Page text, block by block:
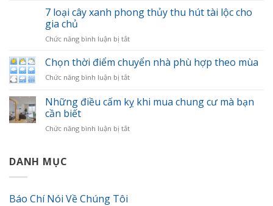
nhanh
gọn
khoa
gọi
chuyển
ở
Tiêu
chí
đánh
đơn
chuyển
7 loại cây xanh phong thủy thu hút tài lộc cho
gia chủ
Chức năng bình luận bị tắtở
loại
cây
xanh
thủy
thu
tài
Chọn thời điểm chuyển nhà phù hợp theo mùa
Chức năng bình luận bị tắtở
thời
điểm
nhà
Những điều cấm kỵ khi mua chung cư mà bạn
cần biết
Chức năng bình luận bị tắtở
DANH MỤC
Báo Chí Nói Về Chúng Tôi